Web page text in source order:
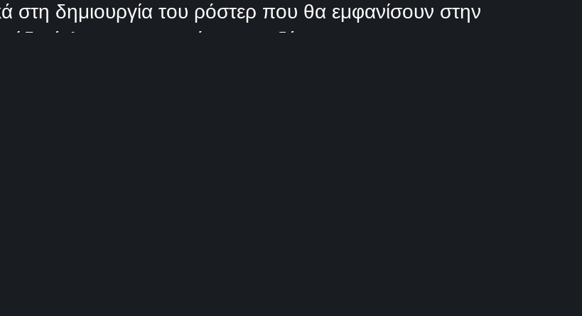
δημιουργία του ρόστερ που θα εμφανίσουν στην
ήδη έκλεισαν τον πρώτο τους ξένο.